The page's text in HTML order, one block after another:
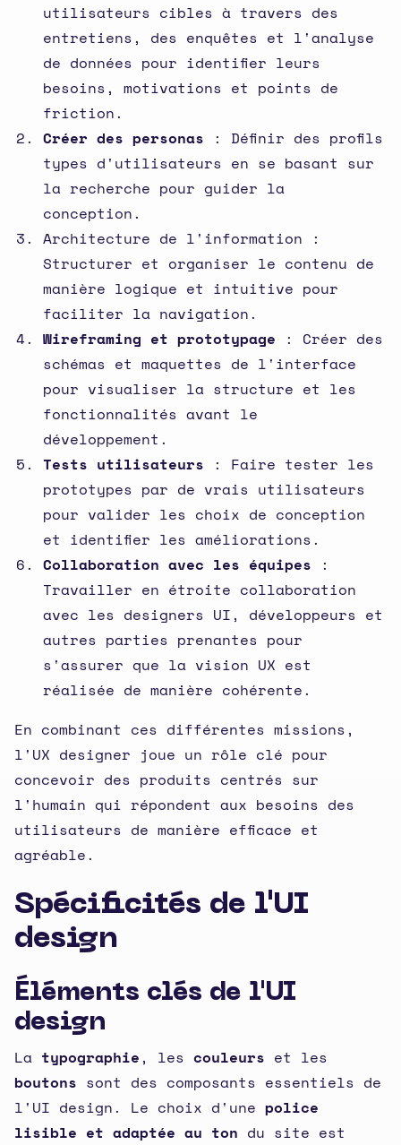
utilisateurs cibles à travers des
entretiens, des enquêtes et l'analyse
de données pour identifier leurs
besoins, motivations et points de
friction.
Créer des personas : Définir des profils
types d'utilisateurs en se basant sur
la recherche pour guider la
conception.
Architecture de l'information :
Structurer et organiser le contenu de
manière logique et intuitive pour
faciliter la navigation.
Wireframing et prototypage : Créer des
schémas et maquettes de l'interface
pour visualiser la structure et les
fonctionnalités avant le
développement.
Tests utilisateurs : Faire tester les
prototypes par de vrais utilisateurs
pour valider les choix de conception
et identifier les améliorations.
Collaboration avec les équipes :
Travailler en étroite collaboration
avec les designers UI, développeurs et
autres parties prenantes pour
s'assurer que la vision UX est
réalisée de manière cohérente.
En combinant ces différentes missions,
l'UX designer joue un rôle clé pour
concevoir des produits centrés sur
l'humain qui répondent aux besoins des
utilisateurs de manière efficace et
agréable.
Spécificités de l'UI
design
Éléments clés de l'UI
design
La typographie, les couleurs et les
boutons sont des composants essentiels de
l'UI design. Le choix d'une police
lisible et adaptée au ton du site est